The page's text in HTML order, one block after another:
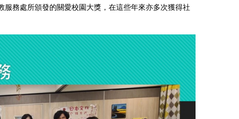
務處所頒發的關愛校園大獎，在這些年來亦多次獲得社